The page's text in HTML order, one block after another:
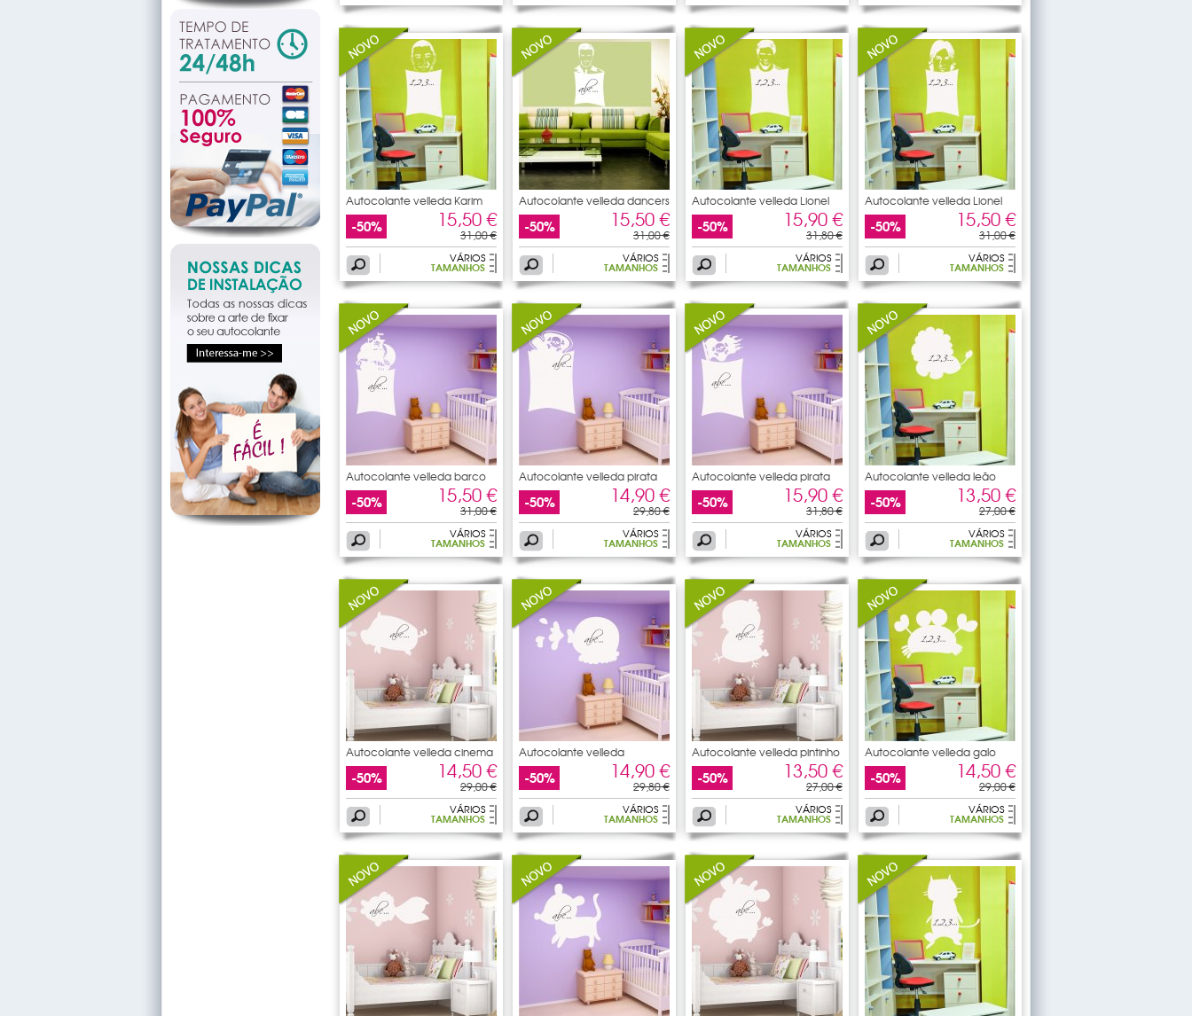
Autocolante velleda Karim
-50% 15,50 €
31,00 €
VÁRIOS
TAMANHOS
Autocolante velleda dancers
-50% 15,50 €
31,00 €
VÁRIOS
TAMANHOS
Autocolante velleda Lionel
-50% 15,90 €
31,80 €
VÁRIOS
TAMANHOS
Autocolante velleda Lionel
-50% 15,50 €
31,00 €
VÁRIOS
TAMANHOS
Autocolante velleda barco
-50% 15,50 €
31,00 €
VÁRIOS
TAMANHOS
Autocolante velleda pirata
-50% 14,90 €
29,80 €
VÁRIOS
TAMANHOS
Autocolante velleda pirata
-50% 15,90 €
31,80 €
VÁRIOS
TAMANHOS
Autocolante velleda leão
-50% 13,50 €
27,00 €
VÁRIOS
TAMANHOS
Autocolante velleda cinema
-50% 14,50 €
29,00 €
VÁRIOS
TAMANHOS
Autocolante velleda
-50% 14,90 €
29,80 €
VÁRIOS
TAMANHOS
Autocolante velleda pintinho
-50% 13,50 €
27,00 €
VÁRIOS
TAMANHOS
Autocolante velleda galo
-50% 14,50 €
29,00 €
VÁRIOS
TAMANHOS